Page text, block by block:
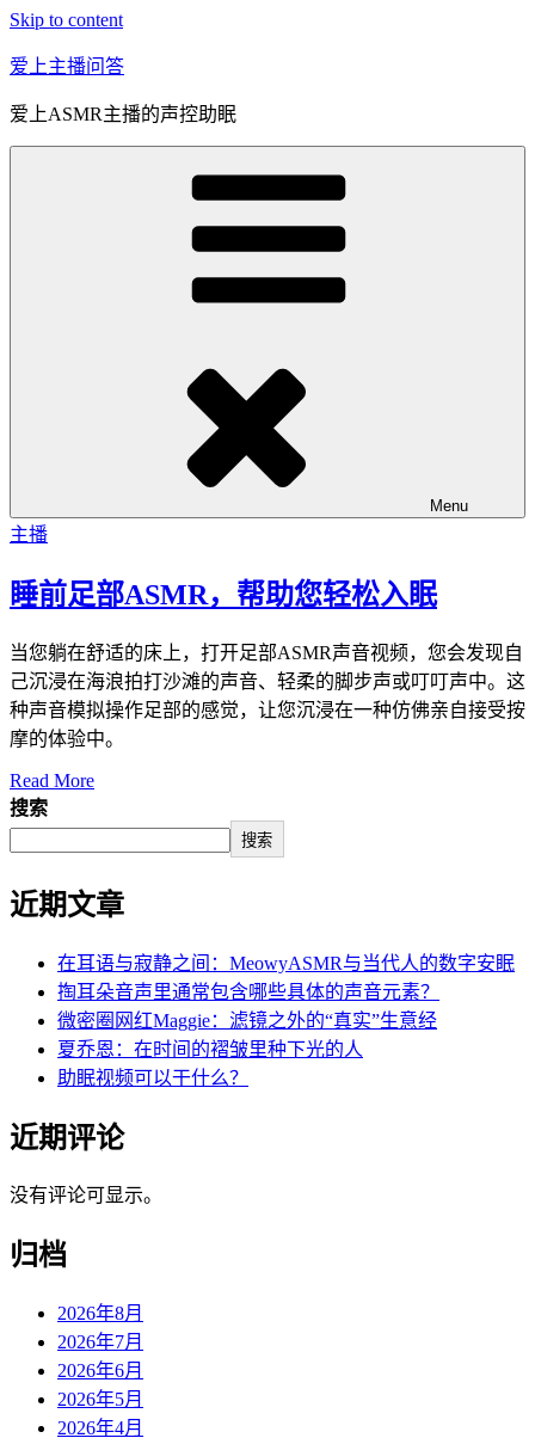
Skip to content
爱上主播问答
爱上ASMR主播的声控助眠
Menu
主播
睡前足部ASMR，帮助您轻松入眠
当您躺在舒适的床上，打开足部ASMR声音视频，您会发现自
己沉浸在海浪拍打沙滩的声音、轻柔的脚步声或叮叮声中。这
种声音模拟操作足部的感觉，让您沉浸在一种仿佛亲自接受按
摩的体验中。
Read More
搜索
搜索
近期文章
在耳语与寂静之间：MeowyASMR与当代人的数字安眠
掏耳朵音声里通常包含哪些具体的声音元素？
微密圈网红Maggie：滤镜之外的“真实”生意经
夏乔恩：在时间的褶皱里种下光的人
助眠视频可以干什么？
近期评论
没有评论可显示。
归档
2026年8月
2026年7月
2026年6月
2026年5月
2026年4月